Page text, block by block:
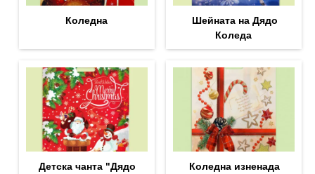
Коледна
Шейната на Дядо
Коледа
Детска чанта "Дядо
Коледна изненада